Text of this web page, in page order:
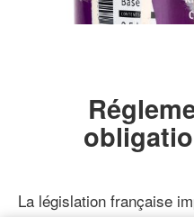
La législation française